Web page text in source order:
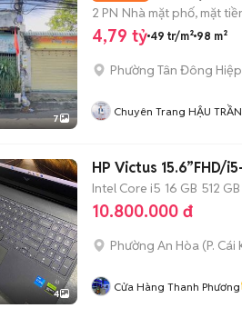
7
2 PN Nhà mặt phố, mặt
4,79 tỷ 49 tr/m² 98 m²
Phường Tân Đông Hiệp
Chuyên Trang HẬU TRẦN
4
HP Victus 15.6”FHD/
Intel Core i5 16 GB 512 GB
10.800.000 đ
Phường An Hòa (P. Cái
Cửa Hàng Thanh Phương